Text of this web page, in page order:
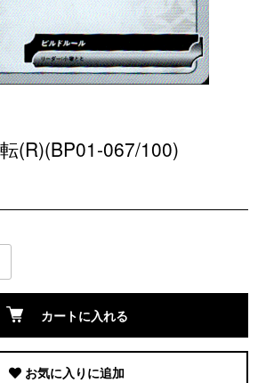
(R)(BP01-067/100)
カートに入れる
お気に入りに追加